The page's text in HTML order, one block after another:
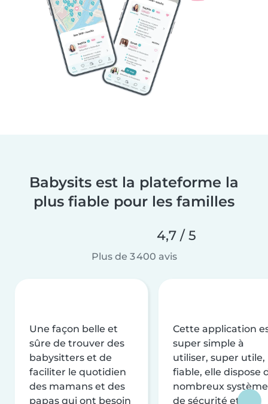
Babysits est la plateforme la
plus fiable pour les familles
4,7 / 5
Plus de 3 400 avis
Une façon belle et
sûre de trouver des
babysitters et de
faciliter le quotidien
des mamans et des
papas qui ont besoin
Cette application
super simple à
utiliser, super utile,
fiable, elle dispose
nombreux
de sécurité et de